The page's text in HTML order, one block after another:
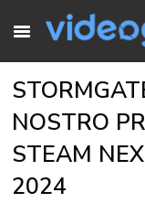
NOSTRO
STEAM
2024